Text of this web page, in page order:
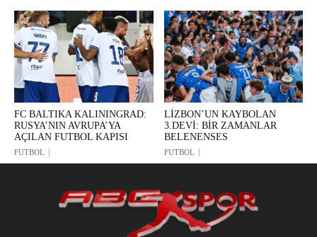
FC BALTIKA KALININGRAD:
RUSYA’NIN AVRUPA’YA
AÇILAN FUTBOL KAPISI
FUTBOL
LİZBON’UN KAYBOLAN
3.DEVİ: BİR ZAMANLAR
BELENENSES
FUTBOL